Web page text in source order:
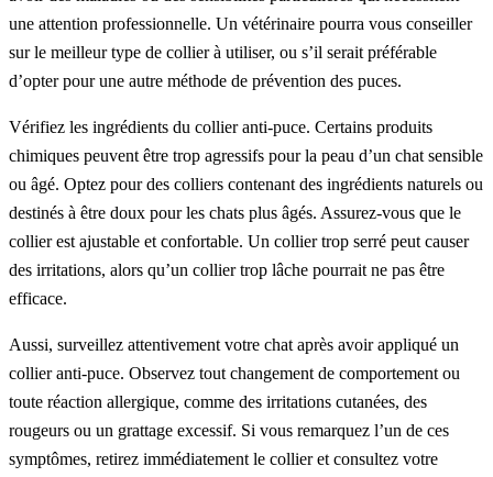
une attention professionnelle. Un vétérinaire pourra vous conseiller
sur le meilleur type de collier à utiliser, ou s’il serait préférable
d’opter pour une autre méthode de prévention des puces.
Vérifiez les ingrédients du collier anti-puce. Certains produits
chimiques peuvent être trop agressifs pour la peau d’un chat sensible
ou âgé. Optez pour des colliers contenant des ingrédients naturels ou
destinés à être doux pour les chats plus âgés. Assurez-vous que le
collier est ajustable et confortable. Un collier trop serré peut causer
des irritations, alors qu’un collier trop lâche pourrait ne pas être
efficace.
Aussi, surveillez attentivement votre chat après avoir appliqué un
collier anti-puce. Observez tout changement de comportement ou
toute réaction allergique, comme des irritations cutanées, des
rougeurs ou un grattage excessif. Si vous remarquez l’un de ces
symptômes, retirez immédiatement le collier et consultez votre